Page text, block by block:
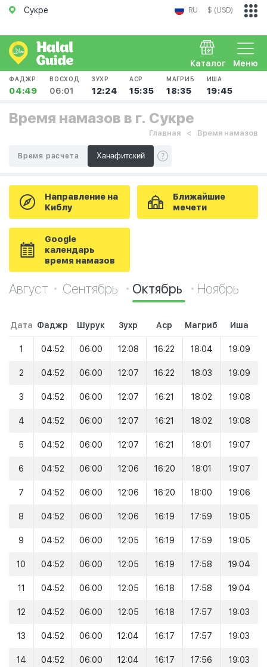
Сукре RU $ (USD)
Меню
Каталог
ФАДЖР
04:49
ВОСХОД
06:01
ЗУХР
12:24
АСР
15:35
МАГРИБ
18:35
ИША
19:45
Время намазов в г. Сукре
Главная Время намазов
Время расчета
Направление на
Киблу
Ближайшие
мечети
Google
календарь
время намазов
Август Сентябрь Октябрь Ноябрь
Дата Фаджр Шурук Зухр Аср Магриб Иша
1 04:52 06:00 12:08 16:22 18:04 19:09
2 04:52 06:00 12:07 16:22 18:03 19:09
3 04:52 06:00 12:07 16:21 18:02 19:08
4 04:52 06:00 12:07 16:21 18:02 19:08
5 04:52 06:00 12:07 16:21 18:01 19:07
6 04:52 06:00 12:06 16:20 18:01 19:07
7 04:52 06:00 12:06 16:20 18:00 19:06
8 04:52 06:00 12:06 16:19 17:59 19:05
9 04:52 06:00 12:05 16:19 17:59 19:05
10 04:52 06:00 12:05 16:19 17:58 19:04
11 04:52 06:00 12:05 16:18 17:58 19:04
12 04:52 06:00 12:05 16:18 17:57 19:03
13 04:52 06:00 12:04 16:17 17:57 19:03
14 04:52 06:00 12:04 16:17 17:56 19:03